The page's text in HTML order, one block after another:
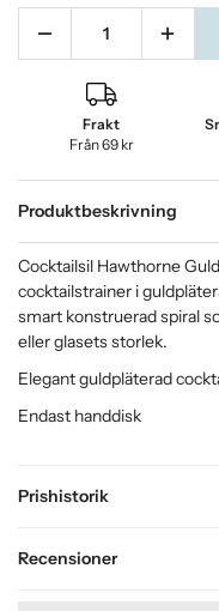
Frakt
Från 69 kr
Produktbeskrivning
Prishistorik
Recensioner
Cocktailsil Hawthorne
cocktailstrainer i
smart konstruerad spiral
eller glasets storlek.
Elegant guldpläterad
Endast handdisk